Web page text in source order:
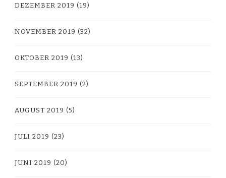
DEZEMBER 2019 (19)
NOVEMBER 2019 (32)
OKTOBER 2019 (13)
SEPTEMBER 2019 (2)
AUGUST 2019 (5)
JULI 2019 (23)
JUNI 2019 (20)